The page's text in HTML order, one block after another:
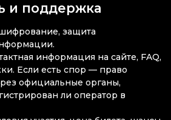
и поддержка
защита
информация на сайте, FAQ,
Если есть спор — право
официальные органы,
ли оператор в